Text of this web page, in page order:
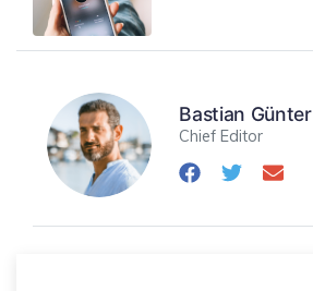
Bastian Günter
Chief Editor